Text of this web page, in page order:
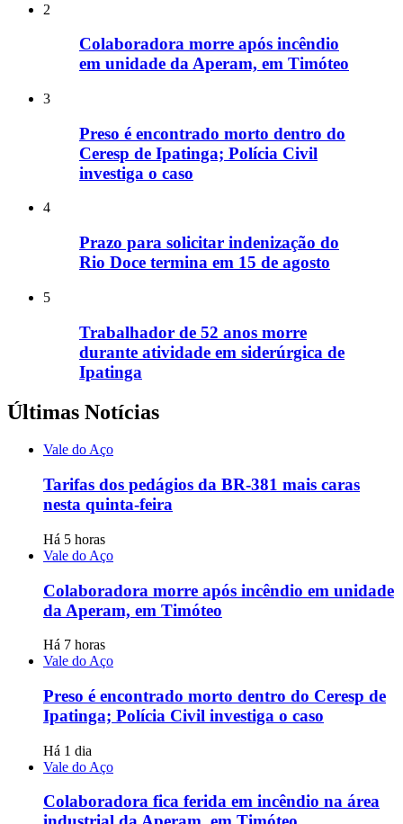
2
Colaboradora morre após incêndio
em unidade da Aperam, em Timóteo
3
Preso é encontrado morto dentro do
Ceresp de Ipatinga; Polícia Civil
investiga o caso
4
Prazo para solicitar indenização do
Rio Doce termina em 15 de agosto
5
Trabalhador de 52 anos morre
durante atividade em siderúrgica de
Ipatinga
Últimas Notícias
Vale do Aço
Tarifas dos pedágios da BR-381 mais caras
nesta quinta-feira
Há 5 horas
Vale do Aço
Colaboradora morre após incêndio em unidade
da Aperam, em Timóteo
Há 7 horas
Vale do Aço
Preso é encontrado morto dentro do Ceresp de
Ipatinga; Polícia Civil investiga o caso
Há 1 dia
Vale do Aço
Colaboradora fica ferida em incêndio na área